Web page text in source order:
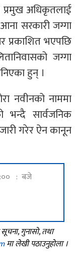
प्रमुख अधिकृतलाई
सरकारी जग्गा
प्रकाशित भएपछि
जग्गा
हुन् ।
नवीनको नाममा
भन्दै सार्वजनिक
गरेर ऐन कानून
: बजे
गुनासो, तथा
मा लेखी पठाउनुहोला ।